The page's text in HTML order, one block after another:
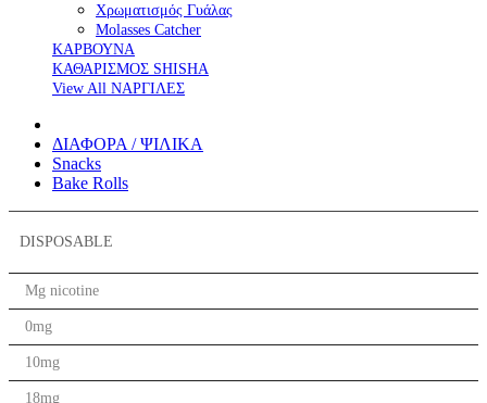
Χρωματισμός Γυάλας
Molasses Catcher
ΚΑΡΒΟΥΝΑ
ΚΑΘΑΡΙΣΜΟΣ SHISHA
View All ΝΑΡΓΙΛΕΣ
ΔΙΑΦΟΡΑ / ΨΙΛΙΚΑ
Snacks
Bake Rolls
DISPOSABLE
Mg nicotine
0mg
10mg
18mg